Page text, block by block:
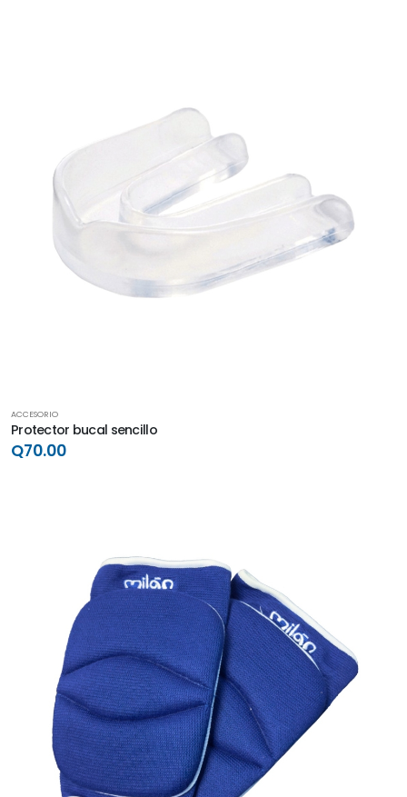
ACCESORIO
Protector bucal sencillo
Q70.00